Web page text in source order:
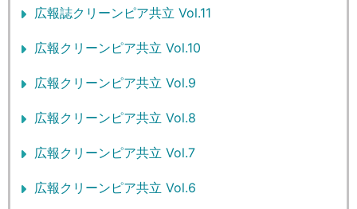
広報誌クリーンピア共立 Vol.11
広報クリーンピア共立 Vol.10
広報クリーンピア共立 Vol.9
広報クリーンピア共立 Vol.8
広報クリーンピア共立 Vol.7
広報クリーンピア共立 Vol.6